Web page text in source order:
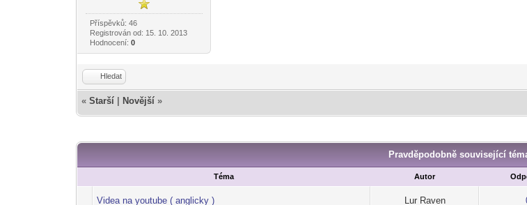
Příspěvků: 46
Registrován od: 15. 10. 2013
Hodnocení: 0
Hledat
«Starší Novější »
Pravděpodobně související
Téma Autor
Videa na youtube ( anglicky ) Lur Raven